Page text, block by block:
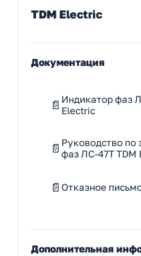
TDM Electric
Документация
Индикатор фаз
Electric
Руководство по
фаз ЛС-47Т TDM
Отказное
Дополнительная